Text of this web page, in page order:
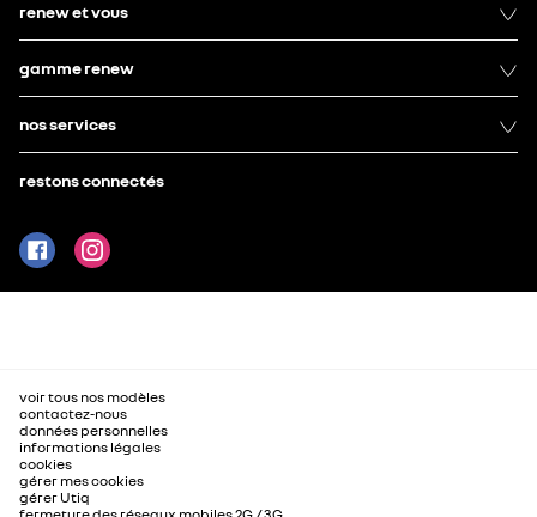
renew et vous
gamme renew
nos services
restons connectés
voir tous nos modèles
contactez-nous
données personnelles
informations légales
cookies
gérer mes cookies
gérer Utiq